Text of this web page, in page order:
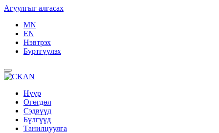
Агуулгыг алгасах
MN
EN
Нэвтрэх
Бүртгүүлэх
Нүүр
Өгөгдөл
Сэдвүүд
Бүлгүүд
Танилцуулга